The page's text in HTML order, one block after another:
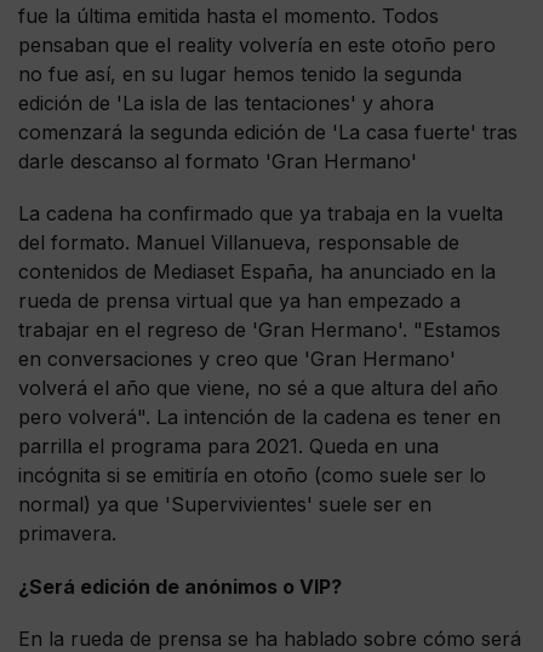
fue la última emitida hasta el momento. Todos
pensaban que el reality volvería en este otoño pero
no fue así, en su lugar hemos tenido la segunda
edición de 'La isla de las tentaciones' y ahora
comenzará la segunda edición de 'La casa fuerte' tras
darle descanso al formato 'Gran Hermano'
La cadena ha confirmado que ya trabaja en la vuelta
del formato. Manuel Villanueva, responsable de
contenidos de Mediaset España, ha anunciado en la
rueda de prensa virtual que ya han empezado a
trabajar en el regreso de 'Gran Hermano'. "Estamos
en conversaciones y creo que 'Gran Hermano'
volverá el año que viene, no sé a que altura del año
pero volverá". La intención de la cadena es tener en
parrilla el programa para 2021. Queda en una
incógnita si se emitiría en otoño (como suele ser lo
normal) ya que 'Supervivientes' suele ser en
primavera.
¿Será edición de anónimos o VIP?
En la rueda de prensa se ha hablado sobre cómo será